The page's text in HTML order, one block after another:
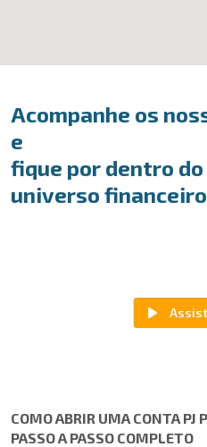
Acompanhe os
e
fique por dentro
universo
COMO ABRIR UMA CONTA PJ
PASSO A PASSO COMPLETO